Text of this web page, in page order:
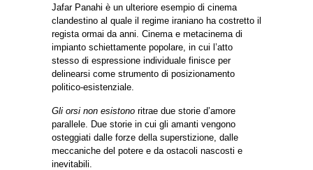
Jafar Panahi è un ulteriore esempio di cinema
clandestino al quale il regime iraniano ha costretto il
regista ormai da anni. Cinema e metacinema di
impianto schiettamente popolare, in cui l’atto
stesso di espressione individuale finisce per
delinearsi come strumento di posizionamento
politico-esistenziale.
Gli orsi non esistono ritrae due storie d’amore
parallele. Due storie in cui gli amanti vengono
osteggiati dalle forze della superstizione, dalle
meccaniche del potere e da ostacoli nascosti e
inevitabili.